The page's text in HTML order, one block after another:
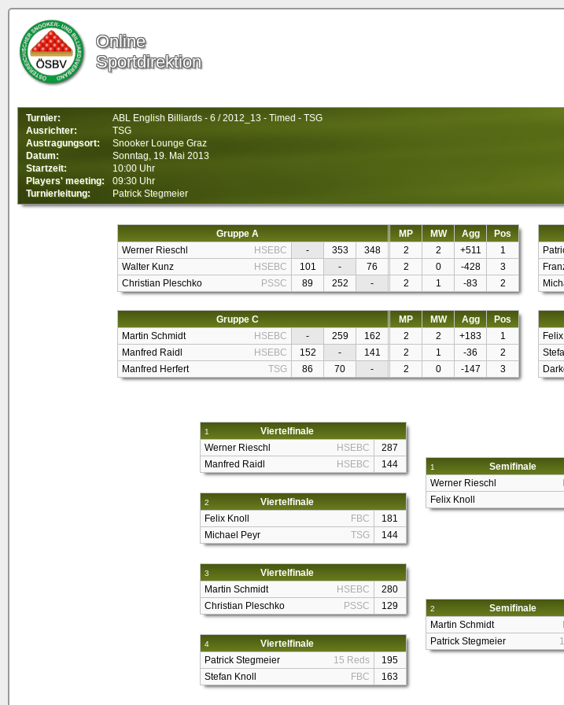
Online
Sportdirektion
Turnier:
ABL English Billiards - 6 / 2012_13 - Timed - TSG
Ausrichter:
TSG
Austragungsort:
Snooker Lounge Graz
Datum:
Sonntag, 19. Mai 2013
Startzeit:
10:00 Uhr
Players' meeting:
09:30 Uhr
Turnierleitung:
Patrick Stegmeier
Gruppe A MP MW Agg
Pos
Werner Rieschl
HSEBC - 353 348 2 2 +511
1
Walter Kunz
HSEBC 101 - 76 2 0 -428
3
Christian Pleschko
PSSC 89 252 - 2 1 -83 2
Gruppe C MP MW Agg
Pos
Martin Schmidt
HSEBC - 259 162 2 2 +183
1
Manfred Raidl
HSEBC 152 - 141 2 1 -36
2
Manfred Herfert
TSG 86 70 - 2 0 -147 3
Felix
1
Viertelfinale
Werner Rieschl
HSEBC
287
Manfred Raidl
HSEBC 144
2
Viertelfinale
Felix Knoll
FBC
181
Michael Peyr
TSG 144
3
Viertelfinale
Martin Schmidt
HSEBC
280
Christian Pleschko
PSSC 129
4
Viertelfinale
Patrick Stegmeier
15 Reds
195
Stefan Knoll
FBC 163
1
Semifinale
Werner Rieschl
Felix Knoll
2
Semifinale
Martin Schmidt
Patrick Stegmeier